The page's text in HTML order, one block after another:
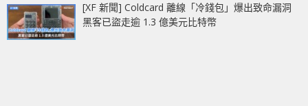
[XF 新聞] Coldcard 離線「冷錢包」爆出致命漏洞
黑客已盜走逾 1.3 億美元比特幣